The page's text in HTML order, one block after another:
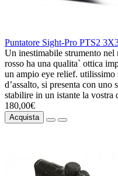
Puntatore Sight-Pro PTS2
Un inestimabile strumento
rosso ha una qualita` ottica
un ampio eye relief. utilissimo
d’assalto, si presenta con
stabilire in un istante la vostra
180,00€
Acquista